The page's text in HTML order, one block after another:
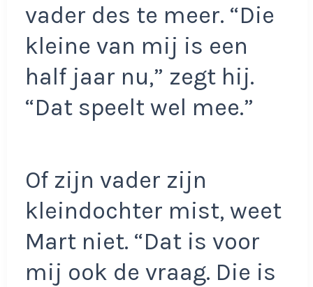
vader des te meer. “Die
kleine van mij is een
half jaar nu,” zegt hij.
“Dat speelt wel mee.”
Of zijn vader zijn
kleindochter mist, weet
Mart niet. “Dat is voor
mij ook de vraag. Die is